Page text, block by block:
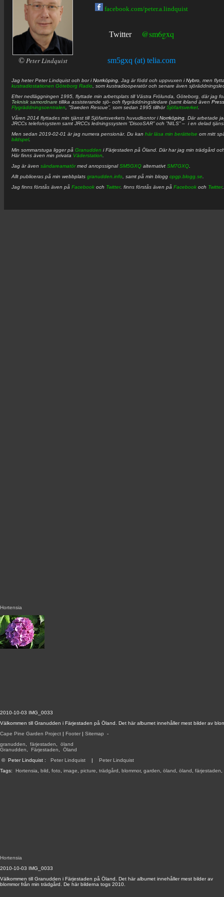
2010-10-03 IMG_0033
Välkommen till Granudden i Färjestaden på Öland. Det här albumet innehåller mest bilder av
Cape Pine Garden Project | Footer | Sitemap -
granudden
färjestaden
öland
Granudden
Färjestaden
Öland
© Peter Lindquist : Peter Lindquist | Peter Lindquist
Tags: Hortensia bild foto image picture trädgård blommor, garden öland öland färjestaden
Hortensia
Hortensia
2010-10-03 IMG_0033
Välkommen till Granudden i Färjestaden på Öland. Det här albumet innehåller mest bilder av
blommor från min trädgård. De här bilderna togs 2010.
© Peter Lindquist
facebook.com/peter.a.lindquist
Twitter @sm6gxq
sm5gxq (at) telia.com
Jag heterPeter Lindquist och bor iNorrköping . Jag är född och uppvuxen iNybro , men
kustradiostationen Göteborg Radio , som kustradiooperatör och senare även
Efter nedläggningen 1995, flyttade min arbetsplats till Västra Frölunda, Göteborg, där jag
Teknisk samordnare tillika assisterande sjö- och flygräddningsledare (samt ibland även
Flygräddningscentralen , ”Sweden Rescue”, som sedan 1995 tillhörSjöfartsverket
Våren 2014 flyttades min tjänst till Sjöfartsverkets huvudkontor iNorrköping . Där arbetade
JRCCs telefonsystem samt JRCCs ledningssystem ”DiscoSAR” och ”NILS” – i en delad
Men sedan 2019-02-01 är jag numera pensionär. Du kan här läsa min berättelse om mitt
bildspel.
Min sommarstuga ligger på Granudden i Färjestaden på Öland. Där har jag min trädgård
Här finns även min privata Väderstation
Jag är även sändareamatörmed anropssignalSM5GXQ alternativt SM7GXQ
Allt publiceras på min webbplats granudden.info , samt på min blogg cpgp.blogg.se
Jag finns förstås även på Facebook och Twitter. finns förstås även på Facebook och Twitter.